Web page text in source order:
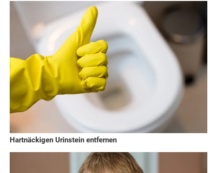
Hartnäckigen Urinstein entfernen